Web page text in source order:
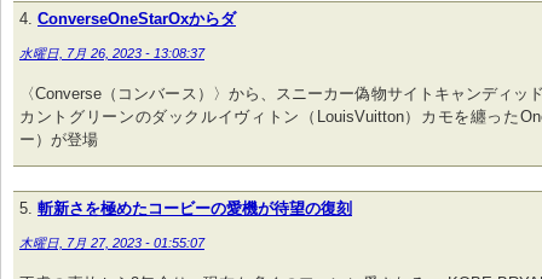
ConverseOneStarOxからダ
水曜日, 7月 26, 2023 - 13:08:37
〈Converse（コンバース）〉から、スニーカー偽物サイトキャンディッ
カントグリーンのダックルイヴィトン（LouisVuitton）カモを纏った
ー）が登場
斬新さを極めたコービーの愛機が待望の復刻
木曜日, 7月 27, 2023 - 01:55:07